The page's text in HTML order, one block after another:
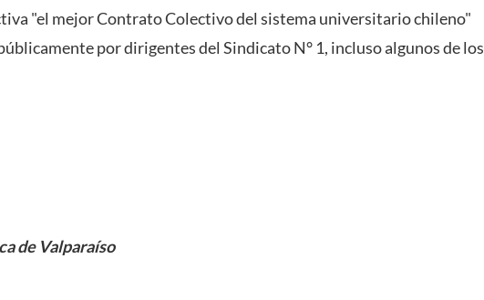
"el mejor Contrato Colectivo del sistema universitario chileno"
por dirigentes del Sindicato N° 1, incluso algunos de los
de Valparaíso